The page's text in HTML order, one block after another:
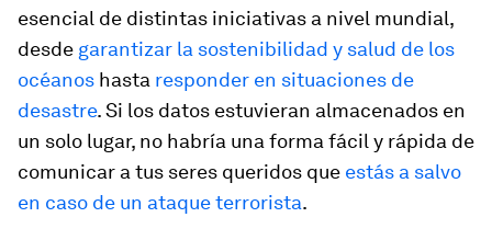
esencial de distintas iniciativas a nivel mundial,
desde garantizar la sostenibilidad y salud de los
océanos hasta responder en situaciones de
desastre. Si los datos estuvieran almacenados en
un solo lugar, no habría una forma fácil y rápida de
comunicar a tus seres queridos que estás a salvo
en caso de un ataque terrorista.